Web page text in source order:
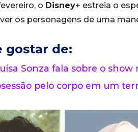
o Disney+ estreia o
os personagens de uma
gostar de:
Sonza fala sobre o
pelo corpo em um